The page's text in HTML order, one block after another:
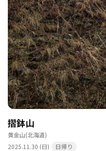
摺鉢山
黄金山(北海道)
2025.11.30 (日)
日帰り